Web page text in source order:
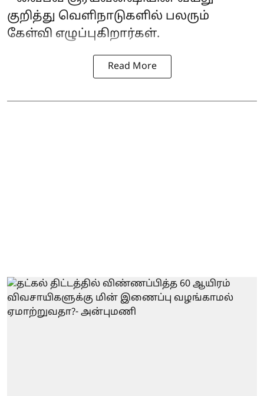
குறித்து வெளிநாடுகளில் பலரும்
கேள்வி எழுப்புகிறார்கள்.
Read More